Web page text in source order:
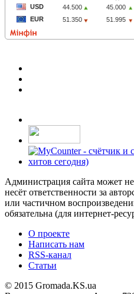
Администрация сайта может
несёт ответственности за
или частичном
обязательна (для интернет-
О проекте
Написать нам
RSS-канал
Статьи
© 2015 Gromada.KS.ua